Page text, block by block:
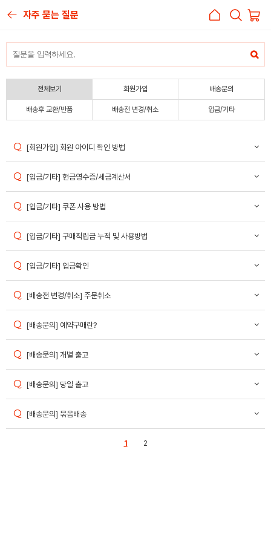
자주 묻는 질문
전체보기 회원가입 배송문의
배송후 교환/반품 배송전 변경/취소 입금/기타
[회원가입] 회원 아이디 확인 방법
[입금/기타] 현금영수증/세금계산서
[입금/기타] 쿠폰 사용 방법
[입금/기타] 구매적립금 누적 및 사용방법
[입금/기타] 입금확인
[배송전 변경/취소] 주문취소
[배송문의] 예약구매란?
[배송문의] 개별 출고
[배송문의] 당일 출고
[배송문의] 묶음배송
1 2